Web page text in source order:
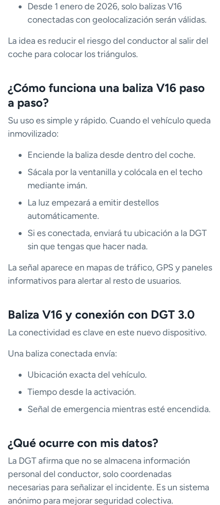
Desde 1 enero de 2026, solo balizas V16
conectadas con geolocalización serán válidas.
La idea es reducir el riesgo del conductor al salir del
coche para colocar los triángulos.
¿Cómo funciona una baliza V16 paso
a paso?
Su uso es simple y rápido. Cuando el vehículo queda
inmovilizado:
Enciende la baliza desde dentro del coche.
Sácala por la ventanilla y colócala en el techo
mediante imán.
La luz empezará a emitir destellos
automáticamente.
Si es conectada, enviará tu ubicación a la DGT
sin que tengas que hacer nada.
La señal aparece en mapas de tráfico, GPS y paneles
informativos para alertar al resto de usuarios.
Baliza V16 y conexión con DGT 3.0
La conectividad es clave en este nuevo dispositivo.
Una baliza conectada envía:
Ubicación exacta del vehículo.
Tiempo desde la activación.
Señal de emergencia mientras esté encendida.
¿Qué ocurre con mis datos?
La DGT afirma que no se almacena información
personal del conductor, solo coordenadas
necesarias para señalizar el incidente. Es un sistema
anónimo para mejorar seguridad colectiva.